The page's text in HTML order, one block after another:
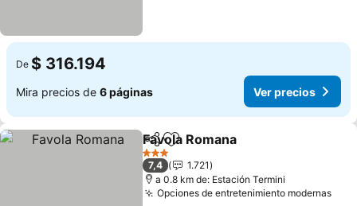
De $ 316.194
Mira precios de 6 páginas Ver precios
CompartirAgregar a favoritos
Favola Romana
3 Estrellas
7,4
1.721
a 0.8 km de: Estación Termini
Opciones de entretenimiento modernas